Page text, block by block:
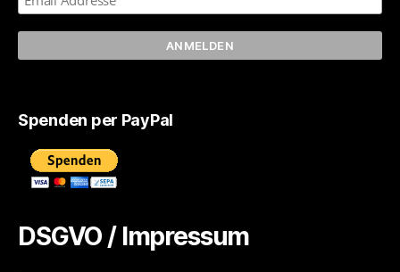
Spenden per PayPal
DSGVO / Impressum